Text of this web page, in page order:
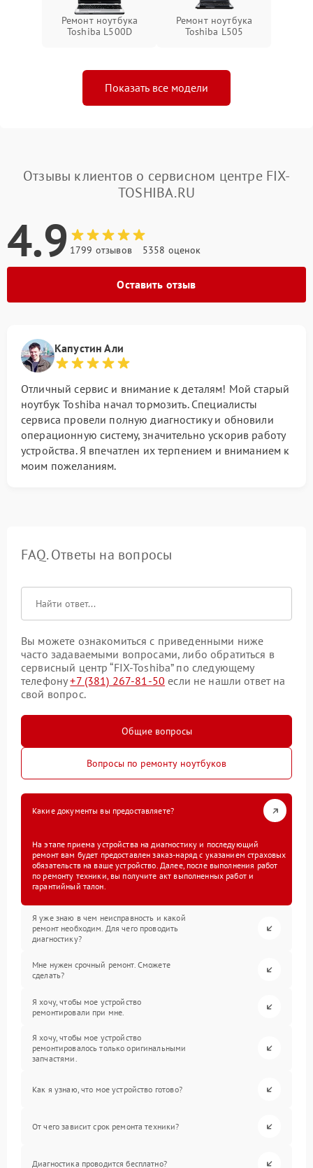
Ремонт ноутбука
Toshiba L500D
Ремонт ноутбука
Toshiba L505
Показать все модели
Отзывы клиентов о сервисном центре FIX-
TOSHIBA.RU
4.9 1799 отзывов 5358 оценок
Оставить отзыв
Капустин Али
Отличный сервис и внимание к деталям! Мой старый
ноутбук Toshiba начал тормозить. Специалисты
сервиса провели полную диагностику и обновили
операционную систему, значительно ускорив работу
устройства. Я впечатлен их терпением и вниманием к
моим пожеланиям.
FAQ. Ответы на вопросы
Вы можете ознакомиться с приведенными ниже
часто задаваемыми вопросами, либо обратиться в
сервисный центр “FIX-Toshiba” по следующему
телефону+7 (381) 267-81-50 если не нашли ответ на
свой вопрос.
Общие вопросы
Вопросы по ремонту ноутбуков
Какие документы вы предоставляете?
На этапе приема устройства на диагностику и последующий
ремонт вам будет предоставлен заказ-наряд с указанием страховых
обязательств на ваше устройство. Далее, после выполнения работ
по ремонту техники, вы получите акт выполненных работ и
гарантийный талон.
Я уже знаю в чем неисправность и какой
ремонт необходим. Для чего проводить
диагностику?
Мне нужен срочный ремонт. Сможете
сделать?
Я хочу, чтобы мое устройство
ремонтировали при мне.
Я хочу, чтобы мое устройство
ремонтировалось только оригинальными
запчастями.
Как я узнаю, что мое устройство готово?
От чего зависит срок ремонта техники?
Диагностика проводится бесплатно?